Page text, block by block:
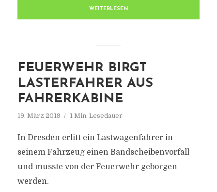
WEITERLESEN
FEUERWEHR BIRGT
LASTERFAHRER AUS
FAHRERKABINE
19. März 2019 1 Min. Lesedauer
In Dresden erlitt ein Lastwagenfahrer in
seinem Fahrzeug einen Bandscheibenvorfall
und musste von der Feuerwehr geborgen
werden.